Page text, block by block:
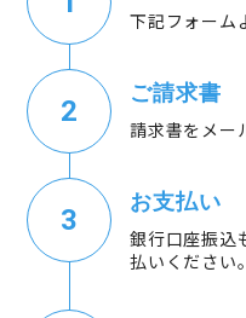
下記フォーム
ご請求書
請求書をメー
お支払い
銀行口座振込
払いください。